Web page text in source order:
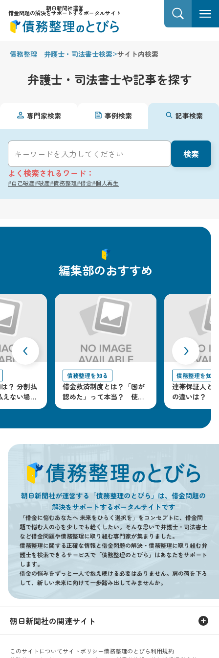
朝日新聞社運営
借金問題の解決をサポートするポータルサイト
債務整理 弁護士・司法書士検索>サイト内検索
弁護士・司法書士や記事を探す
専門家検索 事例検索 記事検索
検索
よく検索されるワード：
#自己破産#破産#債務整理#借金#個人再生
編集部のおすすめ
？ 分割払
えない場合
債務整理を知る
借金救済制度とは？「国が
認めた」って本当？ 使う
とどうなるか解説
債務整理を知る
連帯保証人と
の違いは？
策を解説
‹ ›
朝日新聞社が運営する「債務整理のとびら」は、借金問題の
解決をサポートするポータルサイトです
「借金に悩むあなたへ 未来をひらく選択を」をコンセプトに、借金問
題で悩む人の心を少しでも軽くしたい。そんな思いで弁護士・司法書士
など借金問題や債務整理に取り組む専門家が集まりました。
債務整理に関する正確な情報と借金問題の解決・債務整理に取り組む弁
護士を検索できるサービスで「債務整理のとびら」はあなたをサポート
します。
借金の悩みをずっと一人で抱え続ける必要はありません。肩の荷を下ろ
して、新しい未来に向けて一歩踏み出してみませんか。
朝日新聞社の関連サイト
このサイトについてサイトポリシー債務整理のとびら利用規約